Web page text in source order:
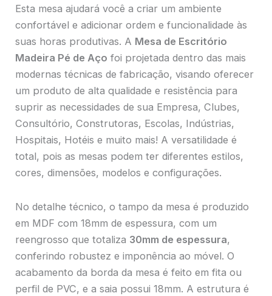
Esta mesa ajudará você a criar um ambiente
confortável e adicionar ordem e funcionalidade às
suas horas produtivas. A Mesa de Escritório
Madeira Pé de Aço foi projetada dentro das mais
modernas técnicas de fabricação, visando oferecer
um produto de alta qualidade e resistência para
suprir as necessidades de sua Empresa, Clubes,
Consultório, Construtoras, Escolas, Indústrias,
Hospitais, Hotéis e muito mais! A versatilidade é
total, pois as mesas podem ter diferentes estilos,
cores, dimensões, modelos e configurações.
No detalhe técnico, o tampo da mesa é produzido
em MDF com 18mm de espessura, com um
reengrosso que totaliza 30mm de espessura,
conferindo robustez e imponência ao móvel. O
acabamento da borda da mesa é feito em fita ou
perfil de PVC, e a saia possui 18mm. A estrutura é